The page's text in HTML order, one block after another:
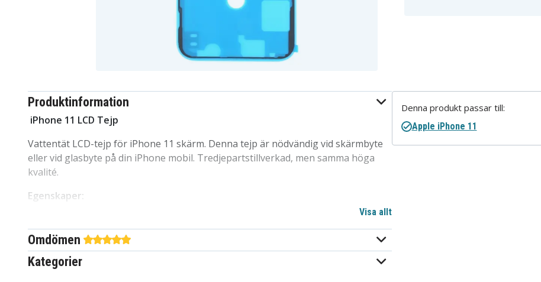
Produktinformation
iPhone 11 LCD Tejp
Vattentät LCD-tejp för iPhone 11 skärm. Denna tejp är nödvändig vid skärmbyte
eller vid glasbyte på din iPhone mobil. Tredjepartstillverkad, men samma höga
kvalité.
Egenskaper:
Reservdel:LCD tejp
Artnr
Visa allt
Omdömen
Kategorier
Denna produkt passar till:
Apple iPhone 11